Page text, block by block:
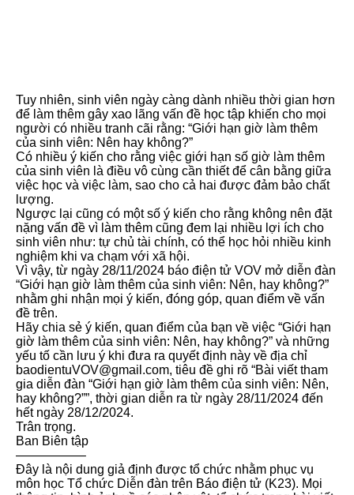
Tuy nhiên, sinh viên ngày càng dành nhiều thời gian hơn
để làm thêm gây xao lãng vấn đề học tập khiến cho mọi
người có nhiều tranh cãi rằng: “Giới hạn giờ làm thêm
của sinh viên: Nên hay không?”
Có nhiều ý kiến cho rằng việc giới hạn số giờ làm thêm
của sinh viên là điều vô cùng cần thiết để cân bằng giữa
việc học và việc làm, sao cho cả hai được đảm bảo chất
lượng.
Ngược lại cũng có một số ý kiến cho rằng không nên đặt
nặng vấn đề vì làm thêm cũng đem lại nhiều lợi ích cho
sinh viên như: tự chủ tài chính, có thể học hỏi nhiều kinh
nghiệm khi va chạm với xã hội.
Vì vậy, từ ngày 28/11/2024 báo điện tử VOV mở diễn đàn
“Giới hạn giờ làm thêm của sinh viên: Nên, hay không?”
nhằm ghi nhận mọi ý kiến, đóng góp, quan điểm về vấn
đề trên.
Hãy chia sẻ ý kiến, quan điểm của bạn về việc “Giới hạn
giờ làm thêm của sinh viên: Nên, hay không?” và những
yếu tố cần lưu ý khi đưa ra quyết định này về địa chỉ
baodientuVOV@gmail.com, tiêu đề ghi rõ “Bài viết tham
gia diễn đàn “Giới hạn giờ làm thêm của sinh viên: Nên,
hay không?””, thời gian diễn ra từ ngày 28/11/2024 đến
hết ngày 28/12/2024.
Trân trọng.
Ban Biên tập
—————–
Đây là nội dung giả định được tổ chức nhằm phục vụ
môn học Tổ chức Diễn đàn trên Báo điện tử (K23). Mọi